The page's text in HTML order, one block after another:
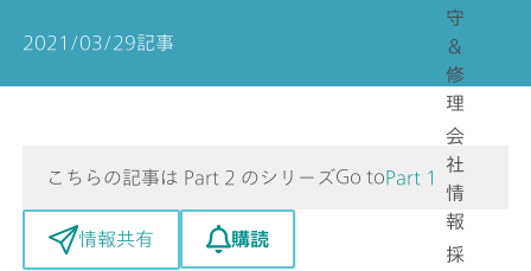
守
＆
修
理
会
社
情
報
採
2021/03/29記事
こちらの記事は Part 2 のシリーズGo toPart 1
情報共有 購読